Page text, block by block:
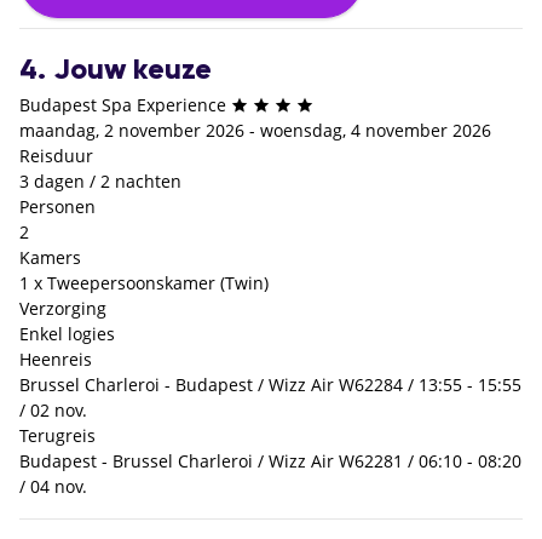
4. Jouw keuze
Budapest Spa Experience
maandag, 2 november 2026 - woensdag, 4 november 2026
Reisduur
3 dagen / 2 nachten
Personen
2
Kamers
1 x Tweepersoonskamer (Twin)
Verzorging
Enkel logies
Heenreis
Brussel Charleroi - Budapest / Wizz Air W62284 / 13:55 - 15:55
/ 02 nov.
Terugreis
Budapest - Brussel Charleroi / Wizz Air W62281 / 06:10 - 08:20
/ 04 nov.